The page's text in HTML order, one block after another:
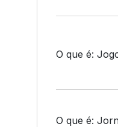
O que é:
O que é: